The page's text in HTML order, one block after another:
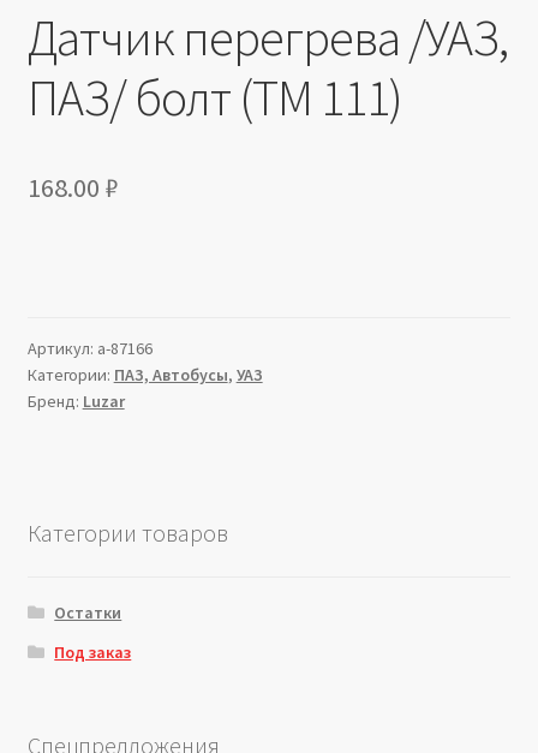
Датчик перегрева /УАЗ,
ПАЗ/ болт (ТМ 111)
168.00 ₽
Артикул: a-87166
Категории: ПАЗ, Автобусы, УАЗ
Бренд: Luzar
Категории товаров
Остатки
Под заказ
Спецпредложения